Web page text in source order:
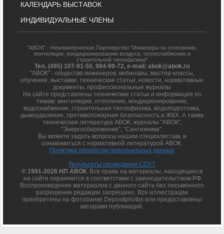
КАЛЕНДАРЬ ВЫСТАВОК
ИНДИВИДУАЛЬНЫЕ ЧЛЕНЫ
"АВОК" - Некоммерческое Партнерство "Инженеры по отоплению,
вентиляции, кондиционированию воздуха, теплоснабжению и
строительной теплофизике"
Тел. (495) 107-91-50, 984-99-72, e-mail: abok@abok.ru
"АВОК" - общество инженеров, вебинары, мастер-классы,
обучение, выставки, технические статьи, новости, нормативные
документы, профессиональные журналы
На сайте представлены технические статьи и информация по
темам: вентиляция, отопление, кондиционирование,
водоснабжение, строительная теплофизика, водоподготовка,
дымоудаление, противопожарная безопасность и ЖКХ. А также
техническая литература АВОК, журналы "АВОК",
"Энергосбережение", "Сантехника".
Вы можете задать вопросы нашим специалистам, и
ознакомиться с нормативной литературой АВОК.
Политика обработки персональных данных
Результаты проведения СОУТ
© 1991-2026 НП АВОК. Все права на материалы, находящиеся
на сайте охраняются в соответствии с законодательством РФ
Воспроизведение материалов с данного сайта без письменного
разрешения редакции запрещено. Все иллюстрации
приобретены на фотобанке Depositphotos или предоставлены
авторами публикаций.